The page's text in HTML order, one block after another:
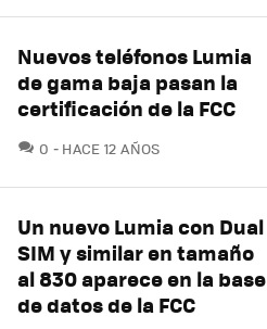
Nuevos teléfonos Lumia
de gama baja pasan la
certificación de la FCC
0 COMENTARIOS
HACE 12 AÑOS
Un nuevo Lumia con Dual
SIM y similar en tamaño
al 830 aparece en la base
de datos de la FCC